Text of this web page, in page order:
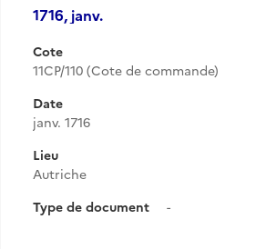
1716, janv.
Cote
11CP/110 (Cote de commande)
Date
janv. 1716
Lieu
Autriche
Type de document
-